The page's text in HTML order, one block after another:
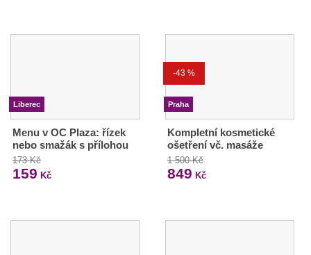
Liberec
Menu v OC Plaza: řízek
nebo smažák s přílohou
173 Kč
159 Kč
-43 %
Praha
Kompletní kosmetické
ošetření vč. masáže
1 500 Kč
849 Kč